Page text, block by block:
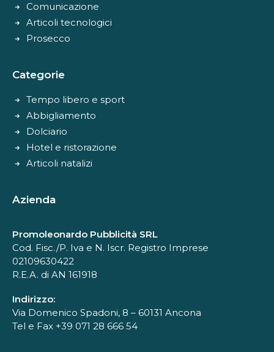
Comunicazione
Articoli tecnologici
Prosecco
Categorie
Tempo libero e sport
Abbigliamento
Dolciario
Hotel e ristorazione
Articoli natalizi
Azienda
Promoleonardo Pubblicità SRL
Cod. Fisc./P. Iva e N. Iscr. Registro Imprese
02109630422
R.E.A. di AN 161918
Indirizzo:
Via Domenico Spadoni, 8 – 60131 Ancona
Tel e Fax +39 071 28 666 54